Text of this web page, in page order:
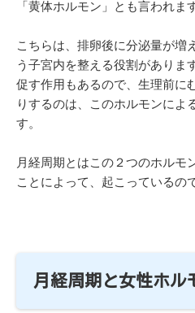
「黄体ホルモン」とも言われま
こちらは、排卵後に分泌量が増
う子宮内を整える役割がありま
促す作用もあるので、生理前に
りするのは、このホルモンによ
す。
月経周期とはこの２つのホルモ
ことによって、起こっているの
月経周期と女性ホル